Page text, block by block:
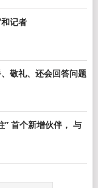
记者
敬礼、还会回答问题
” 首个新增伙伴， 与